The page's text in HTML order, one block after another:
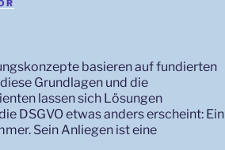
basieren auf fundierten
Grundlagen und die
lassen sich Lösungen
DSGVO etwas anders erscheint: Ein
Sein Anliegen ist eine